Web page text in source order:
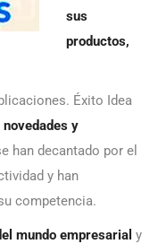
sus
productos,
Éxito Idea
y
han decantado por el
y han
competencia.
mundo empresarial y